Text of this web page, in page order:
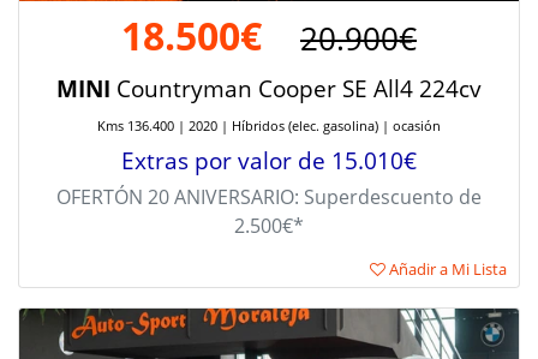
18.500€ 20.900€
MINI Countryman Cooper SE All4 224cv
Kms 136.400 | 2020 | Híbridos (elec. gasolina) | ocasión
Extras por valor de 15.010€
OFERTÓN 20 ANIVERSARIO: Superdescuento de
2.500€*
Añadir a Mi Lista